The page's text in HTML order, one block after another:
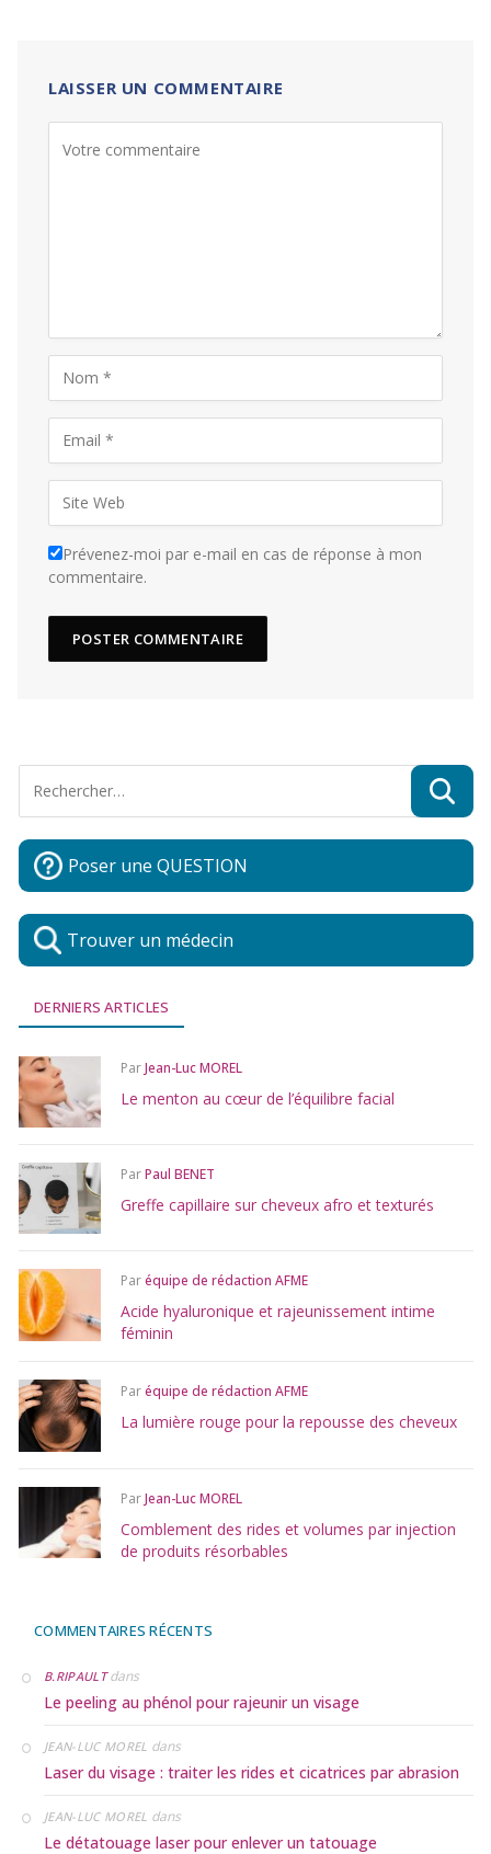
LAISSER UN COMMENTAIRE
Prévenez-moi par e-mail en cas de réponse à mon
commentaire.
Poser une QUESTION
Trouver un médecin
DERNIERS ARTICLES
ParJean-Luc MOREL
Le menton au cœur de l’équilibre facial
ParPaul BENET
Greffe capillaire sur cheveux afro et texturés
Paréquipe de rédaction AFME
Acide hyaluronique et rajeunissement intime
féminin
Paréquipe de rédaction AFME
La lumière rouge pour la repousse des cheveux
ParJean-Luc MOREL
Comblement des rides et volumes par injection
de produits résorbables
COMMENTAIRES RÉCENTS
B.RIPAULTdans
Le peeling au phénol pour rajeunir un visage
JEAN-LUC MOREL dans
Laser du visage : traiter les rides et cicatrices par abrasion
JEAN-LUC MOREL dans
Le détatouage laser pour enlever un tatouage